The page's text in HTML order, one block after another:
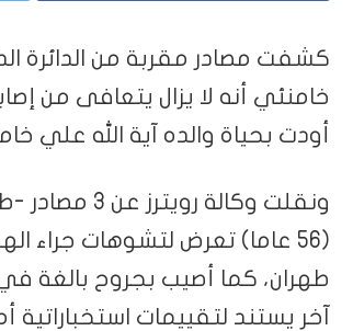
كشفت مصادر مقربة من الدائرة
خامنئي أنه لا يزال يتعافى من
أودت بحياة والده آية الله علي
ونقلت
(56 عاما) تعرض لتشوهات
طهران، كما أصيب بجروح بالغة
آخر يستند لتقييمات